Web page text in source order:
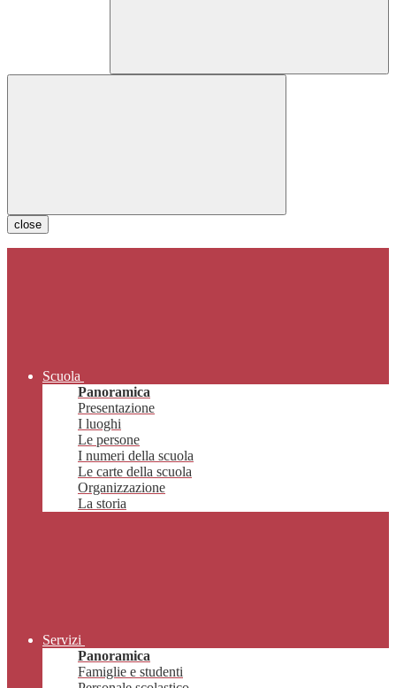
close
Scuola
Panoramica
Presentazione
I luoghi
Le persone
I numeri della scuola
Le carte della scuola
Organizzazione
La storia
Servizi
Panoramica
Famiglie e studenti